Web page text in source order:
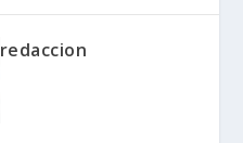
redaccion